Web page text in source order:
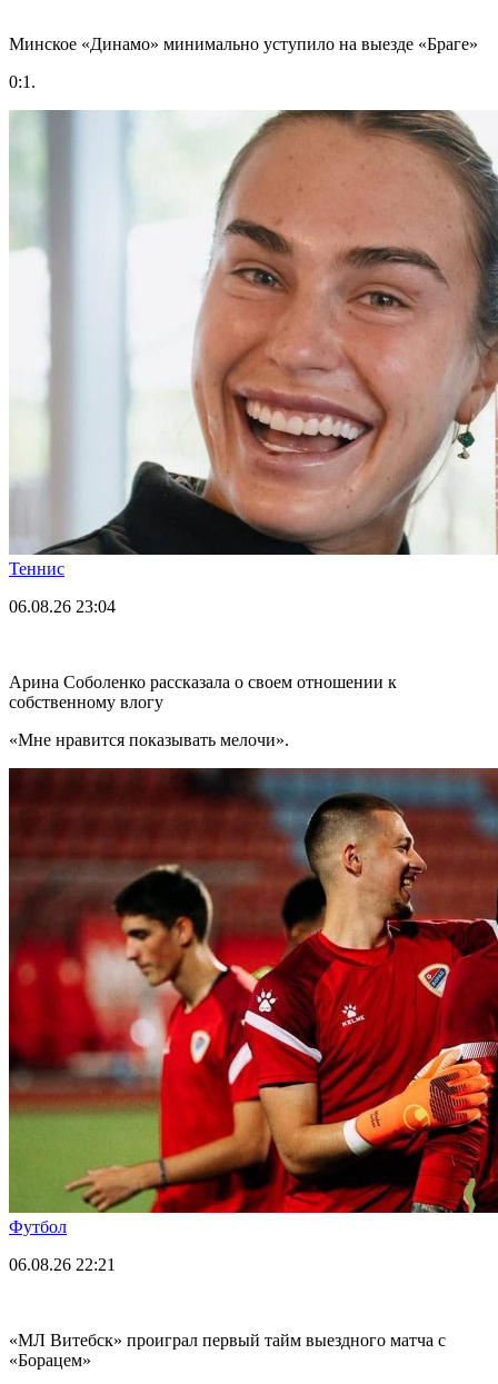
Минское «Динамо» минимально уступило на выезде «Браге»
0:1.
Теннис
06.08.26 23:04
Арина Соболенко рассказала о своем отношении к
собственному влогу
«Мне нравится показывать мелочи».
Футбол
06.08.26 22:21
«МЛ Витебск» проиграл первый тайм выездного матча с
«Борацем»